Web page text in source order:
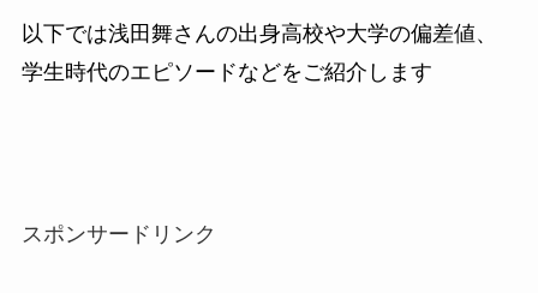
以下では浅田舞さんの出身高校や大学の偏差値、
学生時代のエピソードなどをご紹介します
スポンサードリンク